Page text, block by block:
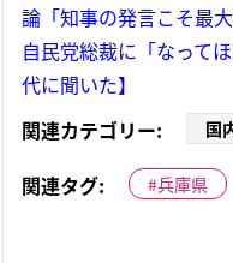
論「知事の発言こそ最大
自民党総裁に「なって
代に聞いた】
関連カテゴリー:
国
関連タグ: 兵庫県